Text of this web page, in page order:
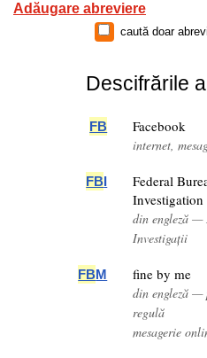
Adăugare abreviere
caută doar
Descifrările
FB Facebook
internet,
FBI
Federal
Investigation
din engleză —
Investigații
FBM fine by me
din engleză —
regulă
mesagerie